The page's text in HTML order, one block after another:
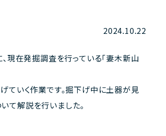
2024.10.22
現在発掘調査を行っている「妻木新山
ていく作業です。掘下げ中に土器が見
て解説を行いました。